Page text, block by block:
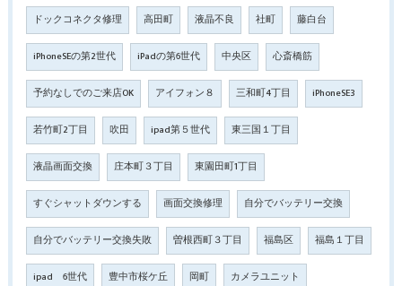
ドックコネクタ修理 高田町 液晶不良 社町 藤白台
iPhoneSEの第2世代 iPadの第6世代 中央区 心斎橋筋
予約なしでのご来店OK アイフォン８ 三和町4丁目 iPhoneSE3
若竹町2丁目 吹田 ipad第５世代 東三国１丁目
液晶画面交換 庄本町３丁目 東園田町1丁目
すぐシャットダウンする 画面交換修理 自分でバッテリー交換
自分でバッテリー交換失敗 曽根西町３丁目 福島区 福島１丁目
ipad 6世代 豊中市桜ケ丘 岡町 カメラユニット